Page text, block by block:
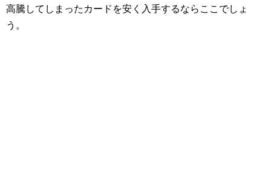
高騰してしまったカードを安く入手するならここでしょ
う。